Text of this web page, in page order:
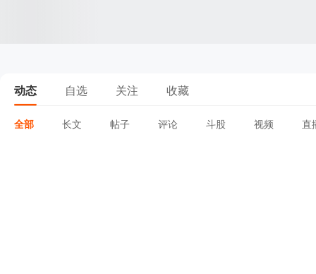
动态 自选 关注 收藏
全部 长文 帖子 评论 斗股 视频 直